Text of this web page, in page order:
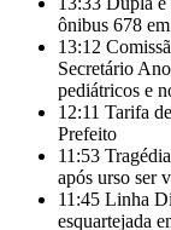
ônibus 678
13:12
Secretário
pediátricos e
12:11 Tarifa
Prefeito
11:53
após urso ser
11:45 Linha
esquartejada